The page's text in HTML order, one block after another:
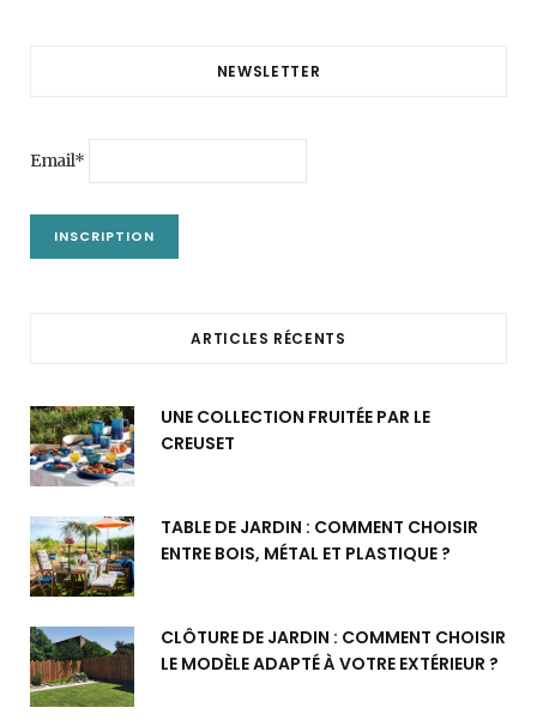
NEWSLETTER
Email*
ARTICLES RÉCENTS
UNE COLLECTION FRUITÉE PAR LE
CREUSET
TABLE DE JARDIN : COMMENT CHOISIR
ENTRE BOIS, MÉTAL ET PLASTIQUE ?
CLÔTURE DE JARDIN : COMMENT CHOISIR
LE MODÈLE ADAPTÉ À VOTRE EXTÉRIEUR ?